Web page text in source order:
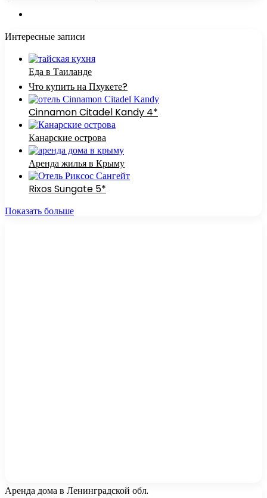
Интересные записи
Еда в Таиланде
Что купить на Пхукете?
Cinnamon Citadel Kandy 4*
Канарские острова
Аренда жилья в Крыму
Rixos Sungate 5*
Показать больше
Аренда дома в Ленинградской обл.